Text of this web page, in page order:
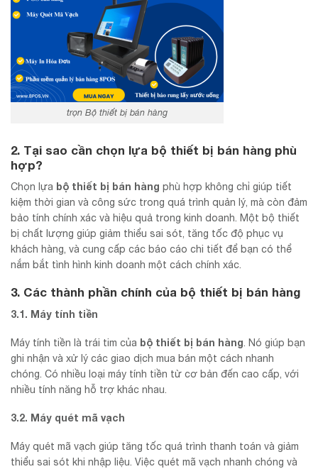
trọn Bộ thiết bị bán hàng
2. Tại sao cần chọn lựa bộ thiết bị bán hàng phù
hợp?
Chọn lựa bộ thiết bị bán hàng phù hợp không chỉ giúp tiết
kiệm thời gian và công sức trong quá trình quản lý, mà còn đảm
bảo tính chính xác và hiệu quả trong kinh doanh. Một bộ thiết
bị chất lượng giúp giảm thiểu sai sót, tăng tốc độ phục vụ
khách hàng, và cung cấp các báo cáo chi tiết để bạn có thể
nắm bắt tình hình kinh doanh một cách chính xác.
3. Các thành phần chính của bộ thiết bị bán hàng
3.1. Máy tính tiền
Máy tính tiền là trái tim của bộ thiết bị bán hàng . Nó giúp bạn
ghi nhận và xử lý các giao dịch mua bán một cách nhanh
chóng. Có nhiều loại máy tính tiền từ cơ bản đến cao cấp, với
nhiều tính năng hỗ trợ khác nhau.
3.2. Máy quét mã vạch
Máy quét mã vạch giúp tăng tốc quá trình thanh toán và giảm
thiểu sai sót khi nhập liệu. Việc quét mã vạch nhanh chóng và